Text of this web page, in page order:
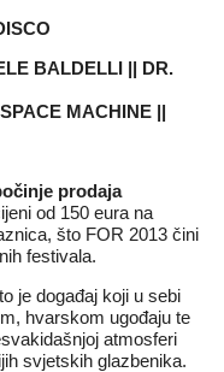
BALDELLI || DR.
MACHINE ||
prodaja
od 150 eura na
što FOR 2013 čini
festivala.
je događaj koji u sebi
hvarskom ugođaju te
atmosferi
svjetskih glazbenika.